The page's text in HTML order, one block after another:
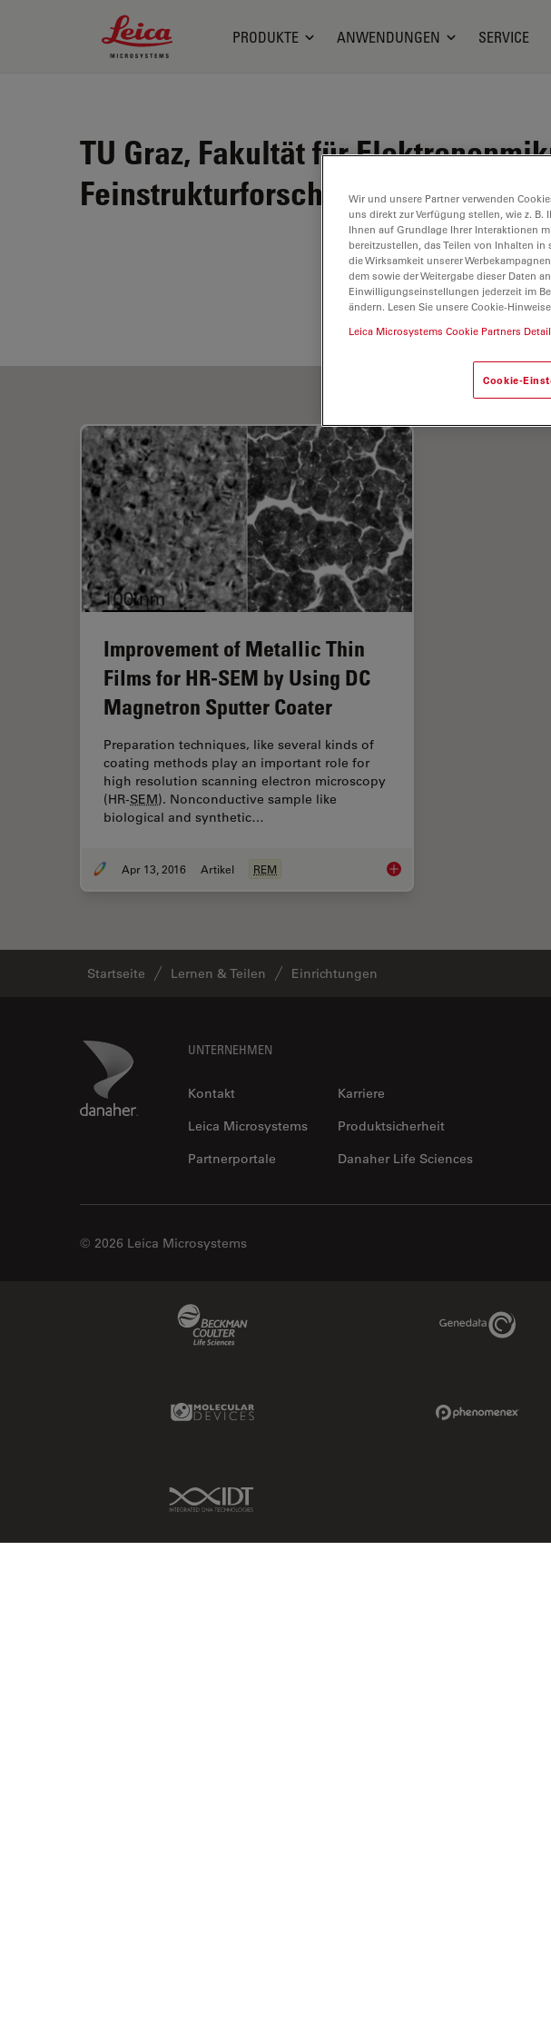
Leica Microsystems Logo
PRODUKTE ANWENDUNGEN SERVICE
TU Graz, Fakultät für
Feinstrukturforschung, Graz,
Improvement of Metallic Thin
Films for HR-SEM by Using DC
Magnetron Sputter Coater
Preparation techniques, like several kinds of
coating methods play an important role for
high resolution scanning electron microscopy
(HR-SEM). Nonconductive sample like
biological and synthetic…
Apr 13, 2016 Artikel REM Improvement of Metallic Thin
Startseite Lernen & Teilen Einrichtungen
Danaher Logo UNTERNEHMEN
Kontakt
Karriere
Leica Microsystems
Produktsicherheit
Partnerportale
Danaher Life Sciences
© 2026 Leica Microsystems
Genedata
Molecular Devices Link
IDT Link
Wir und unsere Partner verwenden
uns direkt zur Verfügung stellen, wie z. B.
Ihnen auf Grundlage Ihrer Interaktionen
bereitzustellen, das Teilen von Inhalten
die Wirksamkeit unserer
dem sowie der Weitergabe dieser Daten
Einwilligungseinstellungen jederzeit im
ändern. Lesen Sie unsere Cookie-
Leica Microsystems Cookie Partners
Cookie-